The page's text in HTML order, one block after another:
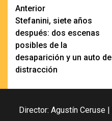
Navegación
de
entradas
Anterior
Stefanini, siete años
después: dos escenas
posibles de la
desaparición y un auto de
distracción
Director: Agustín Ceruse |